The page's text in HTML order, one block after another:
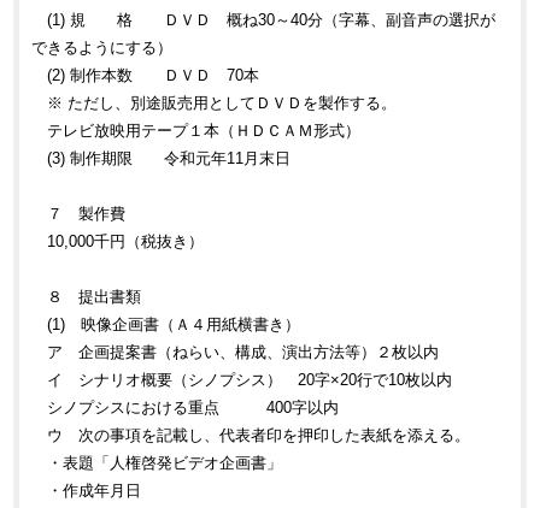
(1) 規 格 ＤＶＤ 概ね30～40分（字幕、副音声の選択が
できるようにする）
(2) 制作本数 ＤＶＤ 70本
※ ただし、別途販売用としてＤＶＤを製作する。
テレビ放映用テープ１本（ＨＤＣＡＭ形式）
(3) 制作期限 令和元年11月末日
７ 製作費
10,000千円（税抜き）
８ 提出書類
(1) 映像企画書（Ａ４用紙横書き）
ア 企画提案書（ねらい、構成、演出方法等）２枚以内
イ シナリオ概要（シノプシス） 20字×20行で10枚以内
シノプシスにおける重点 400字以内
ウ 次の事項を記載し、代表者印を押印した表紙を添える。
・表題「人権啓発ビデオ企画書」
・作成年月日